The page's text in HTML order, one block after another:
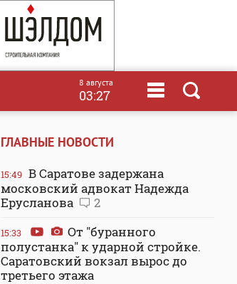
8 августа
03:27
ГЛАВНЫЕ НОВОСТИ
15:49 В Саратове задержана
московский адвокат Надежда
Ерусланова
2
15:33
От "буранного
полустанка" к ударной стройке.
Саратовский вокзал вырос до
третьего этажа